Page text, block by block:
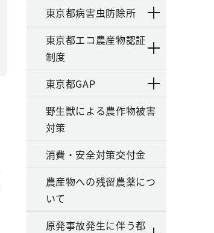
東京都病害虫防除所
東京都エコ農産物認証
制度
東京都GAP
野生獣による農作物被害
対策
消費・安全対策交付金
農産物への残留農薬につ
いて
原発事故発生に伴う都